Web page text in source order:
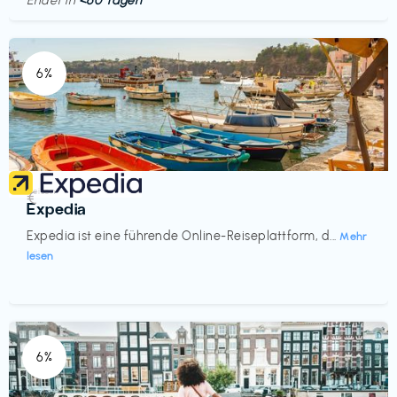
6%
Reisen
Expedia
Expedia ist eine führende Online-Reiseplattform, d... Mehr
lesen
€‎
6%